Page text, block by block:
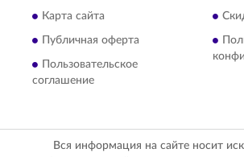
Карта сайта
Публичная оферта
Пользовательское
соглашение
Вся информация на сайте носит